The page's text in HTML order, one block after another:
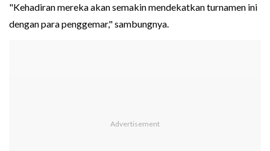
"Kehadiran mereka akan semakin mendekatkan turnamen ini
dengan para penggemar," sambungnya.